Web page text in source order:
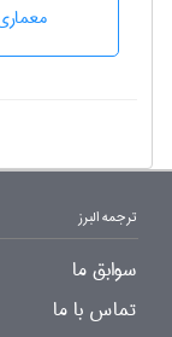
ترجمه البرز
سوابق ما
تماس با ما